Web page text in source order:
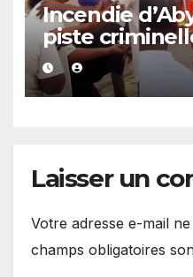
Incendie
piste
accidentelle
Samb
Laisser un
Votre adresse e-mail
champs obligatoires